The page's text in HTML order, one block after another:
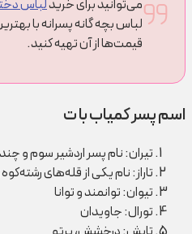
می‌توانید برای خریدلباس
لباس بچه گانه پسرانه با
قیمت‌ها از آن تهیه کنید.
اسم پسر کمیاب با ت
تیران: نام پسر اردشیر سوم و
تاراز: نام یکی از قله‌های
تیوان: توانمند و توانا
تورال: جاویدان